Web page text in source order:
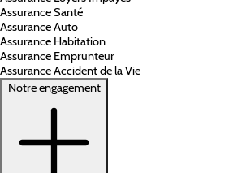
Assurance Santé
Assurance Auto
Assurance Habitation
Assurance Emprunteur
Assurance Accident de la Vie
Notre engagement